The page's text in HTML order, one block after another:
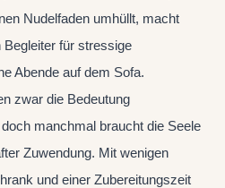
Nudelfaden umhüllt, macht
für stressige
Abende auf dem Sofa.
zwar die Bedeutung
manchmal braucht die Seele
Zuwendung. Mit wenigen
und einer Zubereitungszeit